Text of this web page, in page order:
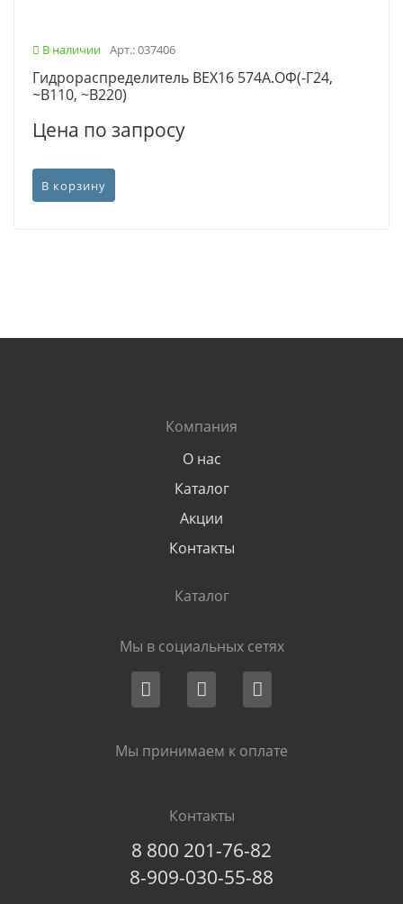
В наличии Арт.: 037406
Гидрораспределитель ВЕХ16 574А.ОФ(-Г24,
~В110, ~В220)
Цена по запросу
В корзину
Компания
О нас
Каталог
Акции
Контакты
Каталог
Мы в социальных сетях
Мы принимаем к оплате
Контакты
8 800 201-76-82
8-909-030-55-88